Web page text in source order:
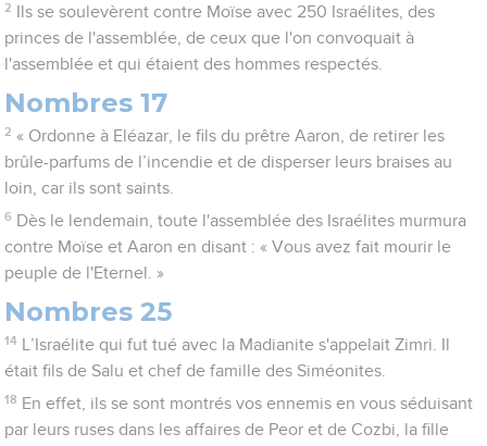
2
Ils se soulevèrent contre Moïse avec 250 Israélites, des
princes de l'assemblée, de ceux que l'on convoquait à
l'assemblée et qui étaient des hommes respectés.
Nombres 17
2 « Ordonne à Eléazar, le fils du prêtre Aaron, de retirer les
brûle-parfums de l’incendie et de disperser leurs braises au
loin, car ils sont saints.
6 Dès le lendemain, toute l'assemblée des Israélites murmura
contre Moïse et Aaron en disant : « Vous avez fait mourir le
peuple de l'Eternel. »
Nombres 25
14
L’Israélite qui fut tué avec la Madianite s'appelait Zimri. Il
était fils de Salu et chef de famille des Siméonites.
18 En effet, ils se sont montrés vos ennemis en vous séduisant
par leurs ruses dans les affaires de Peor et de Cozbi, la fille